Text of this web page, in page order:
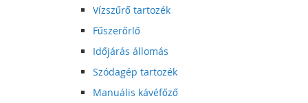
Vízszűrő tartozék
Fűszerőrlő
Időjárás állomás
Szódagép tartozék
Manuális kávéfőző